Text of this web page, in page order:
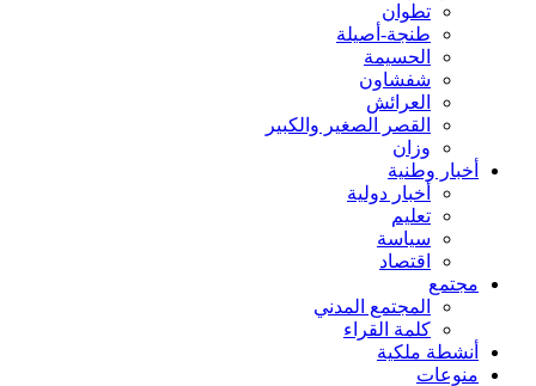
تطوان
طنجة-أصيلة
الحسيمة
شفشاون
العرائش
القصر الصغير والكبير
وزان
أخبار وطنية
أخبار دولية
تعليم
سياسة
اقتصاد
مجتمع
المجتمع المدني
كلمة القراء
أنشطة ملكية
منوعات